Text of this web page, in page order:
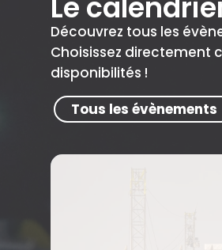
Le
Découvrez tous les
Choisissez directement
disponibilités !
Tous les évènements